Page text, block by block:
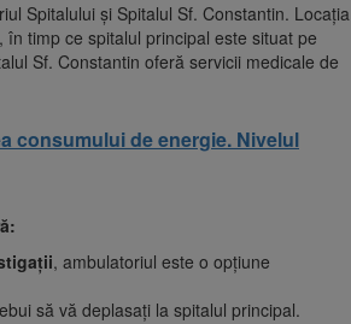
Spitalului și Spitalul Sf. Constantin. Locația
timp ce spitalul principal este situat pe
Sf. Constantin oferă servicii medicale de
consumului de energie. Nivelul
, ambulatoriul este o opțiune
să vă deplasați la spitalul principal.